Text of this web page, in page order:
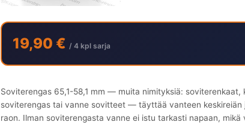
19,90 € / 4 kpl sarja
Soviterengas 65,1-58,1 mm — muita nimityksiä: soviterenkaat,
soviterengas tai vanne sovitteet — täyttää vanteen keskireiän
raon. Ilman soviterengasta vanne ei istu tarkasti napaan, mikä